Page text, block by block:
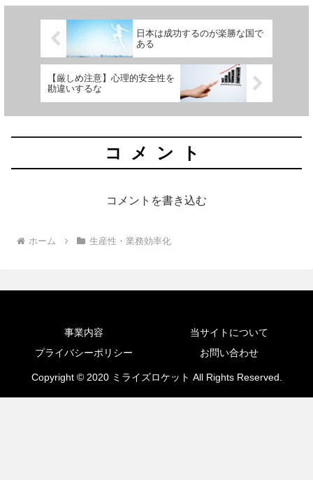
日本は成功するのが楽勝な国で
ある
【厳しめ注意】心理的安全性を
勘違いするな
コメント
コメントを書き込む
ホーム 生産性・業務効率化
事業内容
当サイトについて
プライバシーポリシー
お問い合わせ
Copyright © 2020 ミライズロケット All Rights Reserved.